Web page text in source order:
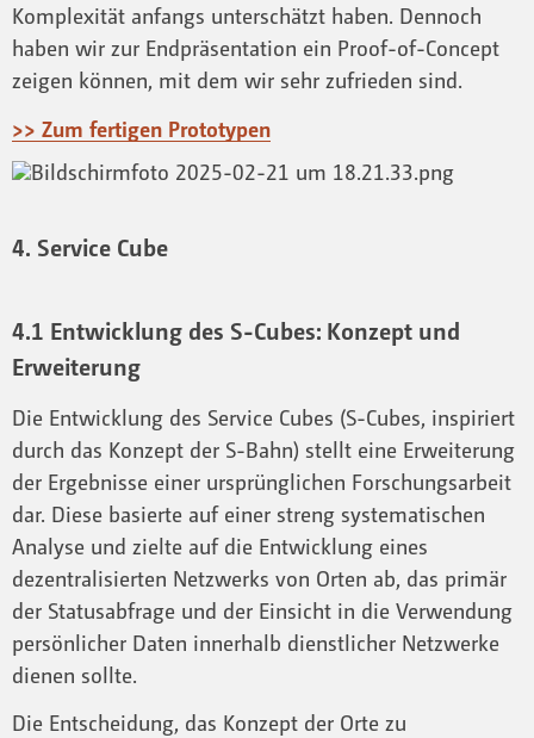
Komplexität anfangs unterschätzt haben. Dennoch
haben wir zur Endpräsentation ein Proof-of-Concept
zeigen können, mit dem wir sehr zufrieden sind.
>> Zum fertigen Prototypen
4. Service Cube
4.1 Entwicklung des S-Cubes: Konzept und
Erweiterung
Die Entwicklung des Service Cubes (S-Cubes, inspiriert
durch das Konzept der S-Bahn) stellt eine Erweiterung
der Ergebnisse einer ursprünglichen Forschungsarbeit
dar. Diese basierte auf einer streng systematischen
Analyse und zielte auf die Entwicklung eines
dezentralisierten Netzwerks von Orten ab, das primär
der Statusabfrage und der Einsicht in die Verwendung
persönlicher Daten innerhalb dienstlicher Netzwerke
dienen sollte.
Die Entscheidung, das Konzept der Orte zu